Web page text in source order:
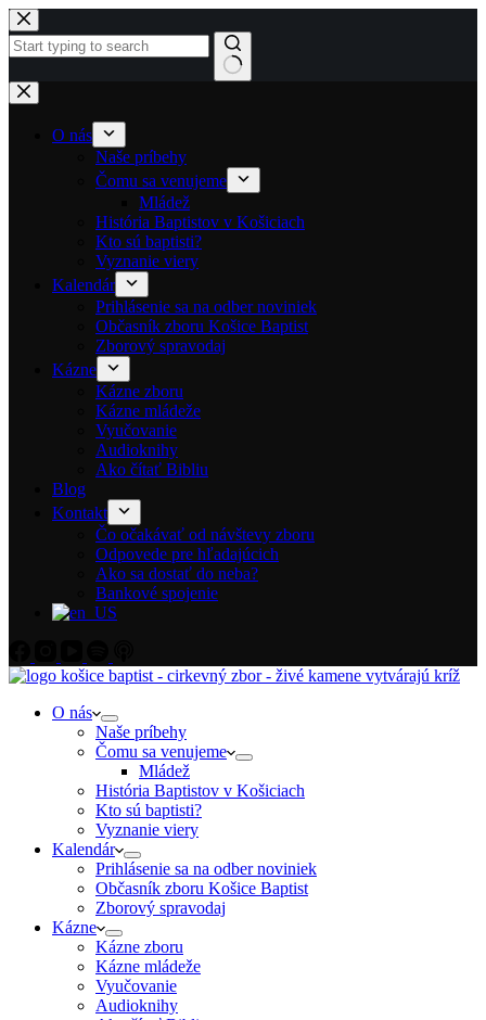
Skip to content
No results
O nás
Naše príbehy
Čomu sa venujeme
Mládež
História Baptistov v Košiciach
Kto sú baptisti?
Vyznanie viery
Kalendár
Prihlásenie sa na odber noviniek
Občasník zboru Košice Baptist
Zborový spravodaj
Kázne
Kázne zboru
Kázne mládeže
Vyučovanie
Audioknihy
Ako čítať Bibliu
Blog
Kontakt
Čo očakávať od návštevy zboru
Odpovede pre hľadajúcich
Ako sa dostať do neba?
Bankové spojenie
O nás
Naše príbehy
Čomu sa venujeme
Mládež
História Baptistov v Košiciach
Kto sú baptisti?
Vyznanie viery
Kalendár
Prihlásenie sa na odber noviniek
Občasník zboru Košice Baptist
Zborový spravodaj
Kázne
Kázne zboru
Kázne mládeže
Vyučovanie
Audioknihy